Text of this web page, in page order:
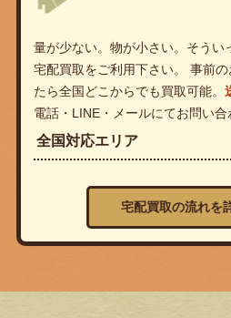
量が少ない。物が小さい。そうい
宅配買取をご利用下さい。 事前
たら全国どこからでも買取可能。
電話・LINE・メールにてお問い合
全国対応エリア
宅配買取の流れを